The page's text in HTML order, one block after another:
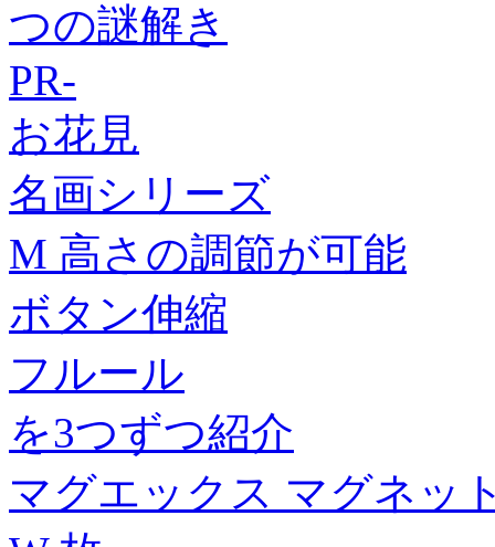
つの謎解き
PR-
お花見
名画シリーズ
M 高さの調節が可能
ボタン伸縮
フルール
を3つずつ紹介
マグエックス マグネッ